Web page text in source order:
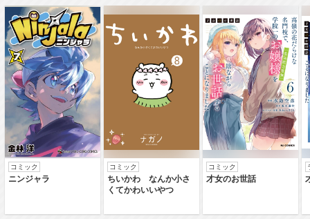
コミック
ニンジャラ
コミック
ちいかわ なんか小さ
くてかわいいやつ
コミック
才女のお世話